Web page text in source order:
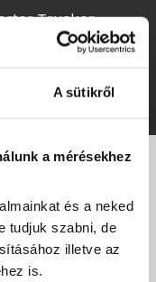
A sütikről
a mérésekhez
és a neked
tudjuk szabni, de
illetve az
is.
Trucker